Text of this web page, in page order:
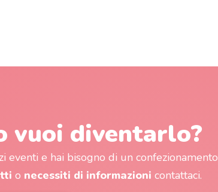
vuoi diventarlo?
eventi e hai bisogno di un confezionamento
o necessiti di informazioni contattaci.